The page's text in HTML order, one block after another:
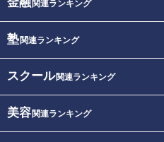
金融関連ランキング
塾関連ランキング
スクール関連ランキング
美容関連ランキング